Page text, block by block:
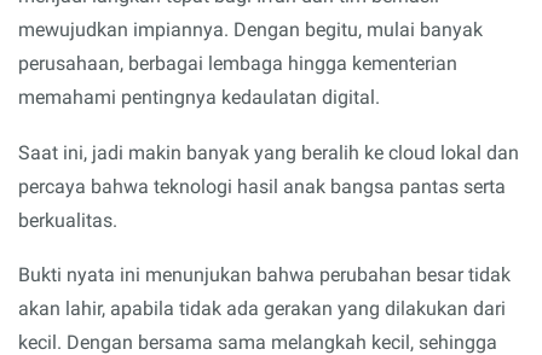
mewujudkan impiannya. Dengan begitu, mulai banyak
perusahaan, berbagai lembaga hingga kementerian
memahami pentingnya kedaulatan digital.
Saat ini, jadi makin banyak yang beralih ke cloud lokal dan
percaya bahwa teknologi hasil anak bangsa pantas serta
berkualitas.
Bukti nyata ini menunjukan bahwa perubahan besar tidak
akan lahir, apabila tidak ada gerakan yang dilakukan dari
kecil. Dengan bersama sama melangkah kecil, sehingga